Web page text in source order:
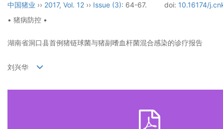
中国猪业 ›› 2017, Vol. 12 ›› Issue (3): 64-67. doi: 10.16174/
• 猪病防控 •
湖南省洞口县首例猪链球菌与猪副嗜血杆菌混合感染的诊疗报告
刘兴华